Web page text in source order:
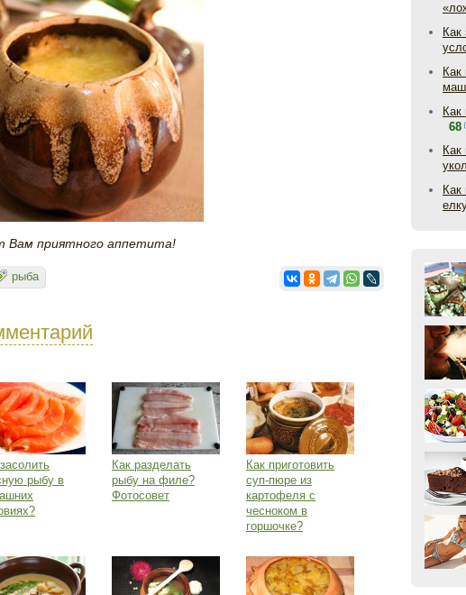
Вам приятного аппетита!
рыба
рыбу в
Как разделать
рыбу на филе?
Фотосовет
Как приготовить
суп-пюре из
картофеля с
чесноком в
горшочке?
Как
Как
68
Как